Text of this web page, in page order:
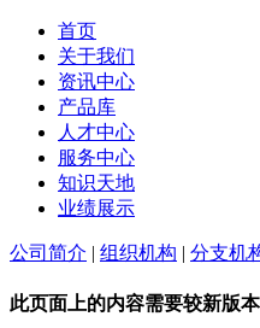
首页
关于我们
资讯中心
产品库
人才中心
服务中心
知识天地
业绩展示
公司简介 | 组织机构 | 分支机
此页面上的内容需要较新版本